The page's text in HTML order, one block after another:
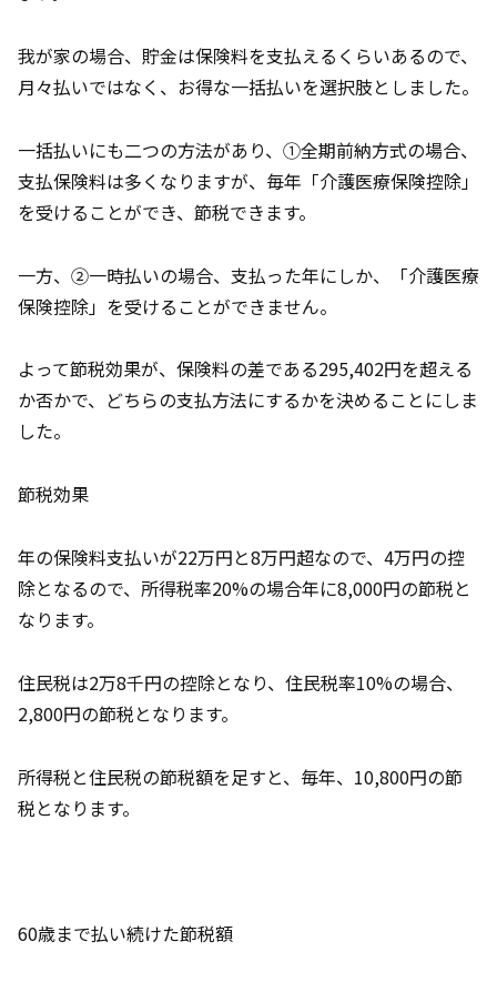
我が家の場合、貯金は保険料を支払えるくらいあるので、
月々払いではなく、お得な一括払いを選択肢としました。
一括払いにも二つの方法があり、①全期前納方式の場合、
支払保険料は多くなりますが、毎年「介護医療保険控除」
を受けることができ、節税できます。
一方、②一時払いの場合、支払った年にしか、「介護医療
保険控除」を受けることができません。
よって節税効果が、保険料の差である295,402円を超える
か否かで、どちらの支払方法にするかを決めることにしま
した。
節税効果
年の保険料支払いが22万円と8万円超なので、4万円の控
除となるので、所得税率20%の場合年に8,000円の節税と
なります。
住民税は2万8千円の控除となり、住民税率10%の場合、
2,800円の節税となります。
所得税と住民税の節税額を足すと、毎年、10,800円の節
税となります。
60歳まで払い続けた節税額